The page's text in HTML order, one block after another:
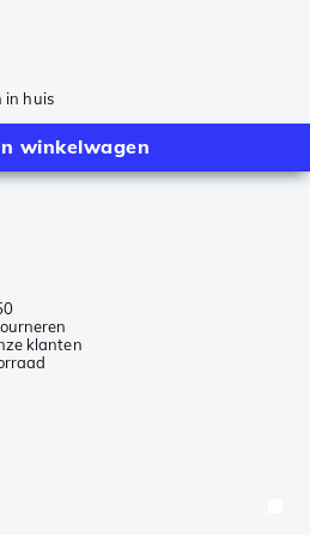
in huis
winkelwagen
klanten